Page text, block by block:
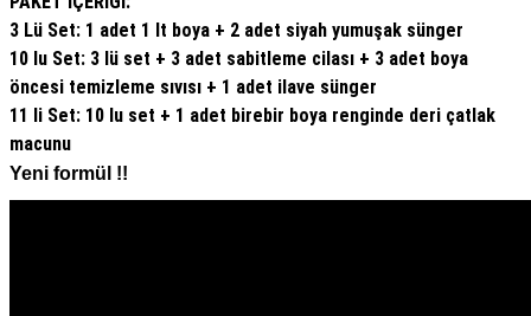
3 Lü Set: 1 adet 1 lt boya + 2 adet siyah yumuşak sünger
10 lu Set: 3 lü set + 3 adet sabitleme cilası + 3 adet boya
öncesi temizleme sıvısı + 1 adet ilave sünger
11 li Set: 10 lu set + 1 adet birebir boya renginde deri çatlak
macunu
Yeni formül !!